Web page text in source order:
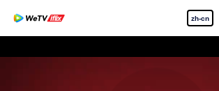
zh-cn